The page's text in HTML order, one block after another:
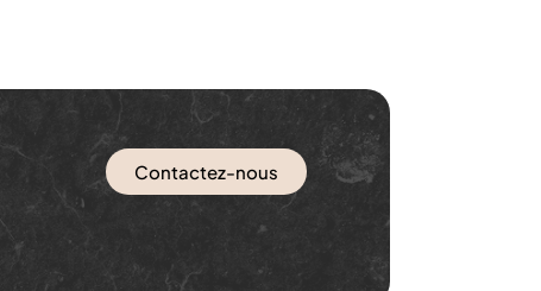
Contactez-nous